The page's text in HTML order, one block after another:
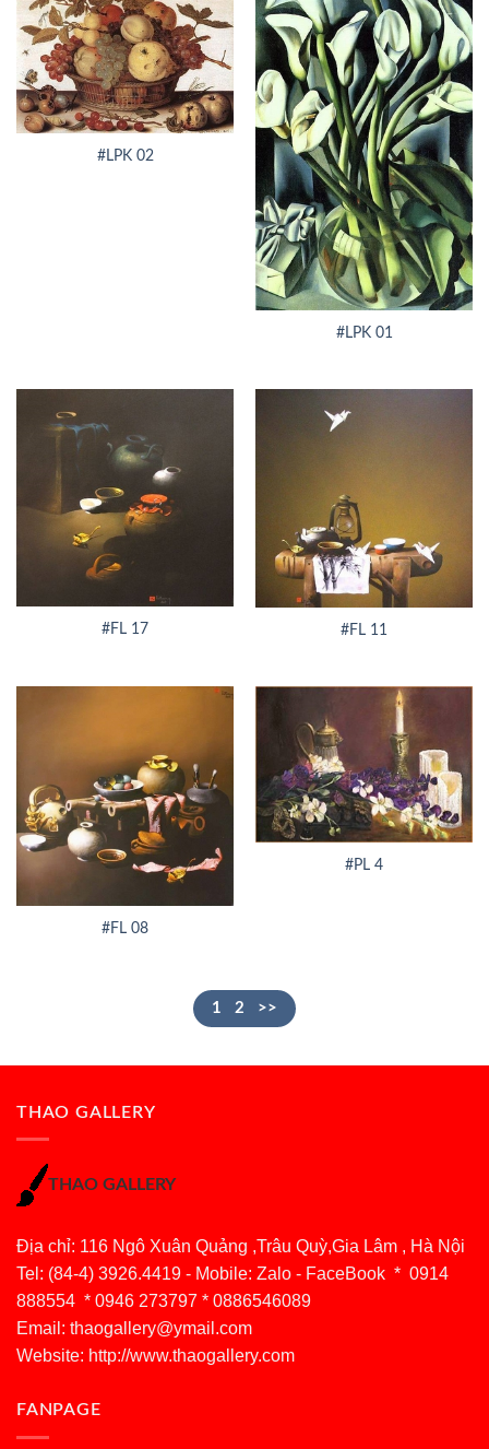
#LPK 02
#LPK 01
#FL 17 #FL 11
#FL 08
#PL 4
1 2 >>
THAO GALLERY
THAO GALLERY
Địa chỉ: 116 Ngô Xuân Quảng ,Trâu Quỳ,Gia Lâm , Hà Nội
Tel: (84-4) 3926.4419 - Mobile: Zalo - FaceBook * 0914
888554 * 0946 273797 * 0886546089
Email: thaogallery@ymail.com
Website: http://www.thaogallery.com
FANPAGE